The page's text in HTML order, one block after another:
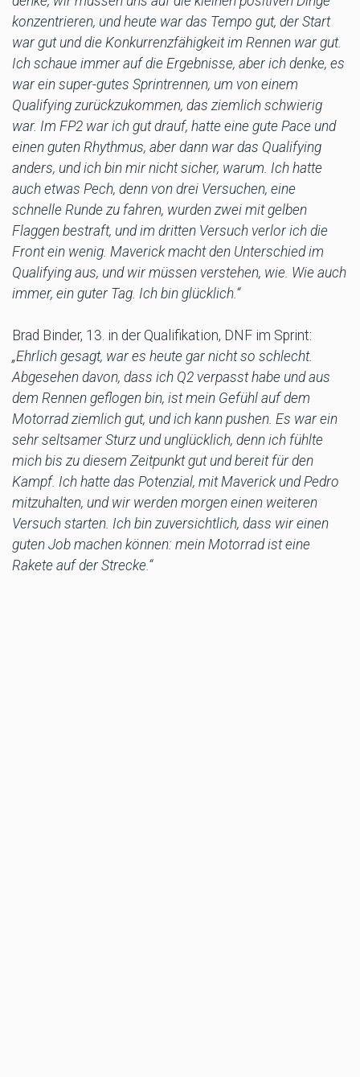
konzentrieren, und heute war das Tempo gut, der Start
war gut und die Konkurrenzfähigkeit im Rennen war gut.
Ich schaue immer auf die Ergebnisse, aber ich denke, es
war ein super-gutes Sprintrennen, um von einem
Qualifying zurückzukommen, das ziemlich schwierig
war. Im FP2 war ich gut drauf, hatte eine gute Pace und
einen guten Rhythmus, aber dann war das Qualifying
anders, und ich bin mir nicht sicher, warum. Ich hatte
auch etwas Pech, denn von drei Versuchen, eine
schnelle Runde zu fahren, wurden zwei mit gelben
Flaggen bestraft, und im dritten Versuch verlor ich die
Front ein wenig. Maverick macht den Unterschied im
Qualifying aus, und wir müssen verstehen, wie. Wie auch
immer, ein guter Tag. Ich bin glücklich.“
Brad Binder, 13. in der Qualifikation, DNF im Sprint:
„Ehrlich gesagt, war es heute gar nicht so schlecht.
Abgesehen davon, dass ich Q2 verpasst habe und aus
dem Rennen geflogen bin, ist mein Gefühl auf dem
Motorrad ziemlich gut, und ich kann pushen. Es war ein
sehr seltsamer Sturz und unglücklich, denn ich fühlte
mich bis zu diesem Zeitpunkt gut und bereit für den
Kampf. Ich hatte das Potenzial, mit Maverick und Pedro
mitzuhalten, und wir werden morgen einen weiteren
Versuch starten. Ich bin zuversichtlich, dass wir einen
guten Job machen können: mein Motorrad ist eine
Rakete auf der Strecke.“